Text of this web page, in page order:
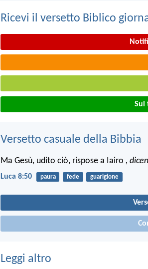
Ricevi il versetto Biblico
Sul
Versetto casuale della Bibbia
Ma Gesù, udito ciò, rispose a Iairo ,
Luca 8:50 paura fede guarigione
Leggi altro